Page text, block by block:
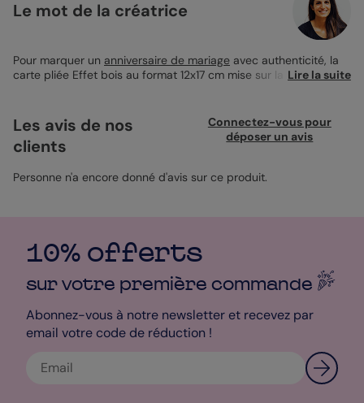
Le mot de la créatrice
Pour marquer un anniversaire de mariage avec authenticité, la
carte pliée Effet bois au format 12x17 cm mise sur la sobriété
une photo, elle conjugue simplicité et caractère. Idéalement
imprimée sur papier création, elle s’accorde à une enveloppe
ivoire. L’option coins arrondis est aussi disponible, pour une
Lire la suite
Les avis de nos
clients
Connectez-vous pour
déposer un avis
Personne n'a encore donné d'avis sur ce produit.
10% offerts
sur votre première commande
Abonnez-vous à notre newsletter et recevez par
email votre code de réduction !